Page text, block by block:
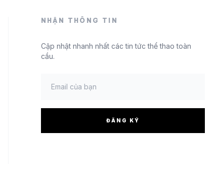
NHẬN THÔNG TIN
Cập nhật nhanh nhất các tin tức thể thao toàn
cầu.
ĐĂNG KÝ